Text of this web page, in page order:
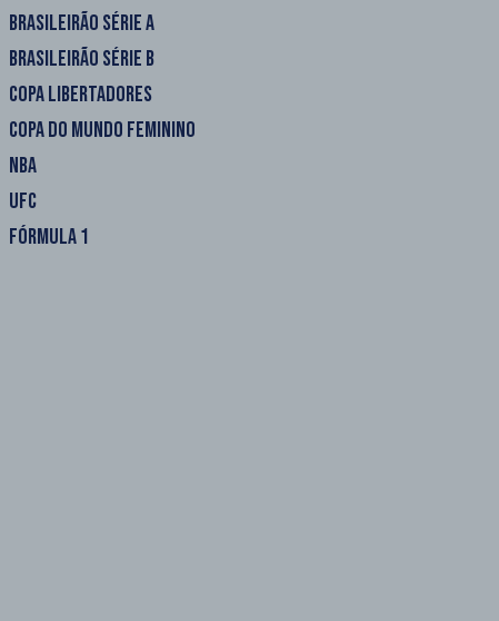
BRASILEIRÃO SÉRIE A
BRASILEIRÃO SÉRIE B
COPA LIBERTADORES
COPA DO MUNDO FEMININO
NBA
UFC
FÓRMULA 1